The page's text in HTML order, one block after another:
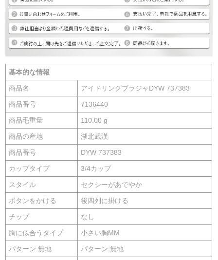
基本的な情報
商品名 アイドリングブラジャDYW 737383
商品番号 7136440
商品毛重量 110.00 g
商品の産地 湖北武漢
商品番号 DYW 737383
カップタイプ 3/4カップ
スタイル セクシーがあでやか
ボタンをかける 後四列に掛ける
チップ なし
胸に似合うタイプ 小さい胸MM
パターン:無地 パターン:無地